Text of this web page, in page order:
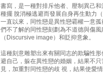
書寫，是一種對排斥他者、壓制異己
種擺 脫消極逃避而發展自身再生動力
一直以來，同性戀是異性戀霸權一意
們不了解的同性戀刻劃為不道德與傷
（Discursive image）和貶抑意象。
這種刻意雕塑出來有關同志的欺騙性
避自己，躲在異性戀的婚姻，結果不
見，加重對同性戀的歧 視，結果使愛